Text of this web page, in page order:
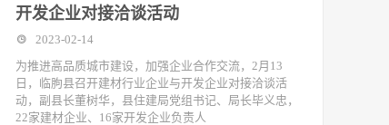
开发企业对接洽谈活动
2023-02-14
为推进高品质城市建设，加强企业合作交流，2月13
日，临朐县召开建材行业企业与开发企业对接洽谈活
动，副县长董树华，县住建局党组书记、局长毕义忠，
22家建材企业、16家开发企业负责人